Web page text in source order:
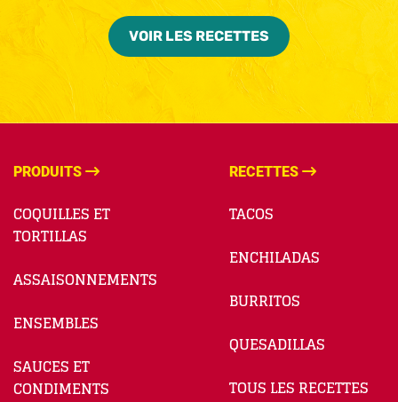
VOIR LES RECETTES
PRODUITS
COQUILLES ET
TORTILLAS
ASSAISONNEMENTS
ENSEMBLES
SAUCES ET
CONDIMENTS
RECETTES
TACOS
ENCHILADAS
BURRITOS
QUESADILLAS
TOUS LES RECETTES